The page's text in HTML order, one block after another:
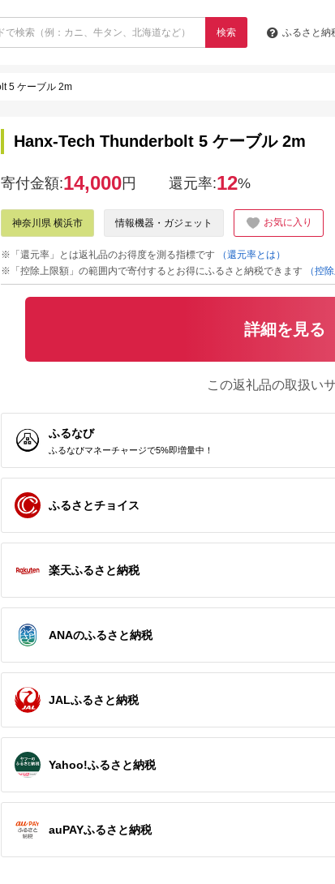
検索 ふるさと納
5 ケーブル 2m
典：ふるさとチョイ
トフィードシュレ
ーマイクロカット
100M
5.0
出典：ふるなび
【数量限定】再生スマ
（キャリア付：au※
Synthesizer V 2 AI
CIO
Hanx-Tech Thunderbolt 5 ケーブル 2m
寄付金額:14,000円 還元率:12%
神奈川県 横浜市 情報機器・ガジェット お気に入り
※「還元率」とは返礼品のお得度を測る指標です
（還元率とは）
※「控除上限額」の範囲内で寄付するとお得にふるさと納税できます
（控
詳細を見る
この返礼品の取扱い
ふるなび
ふるなびマネーチャージで5%即増量中！
ふるさとチョイス
楽天ふるさと納税
ANAのふるさと納税
JALふるさと納税
Yahoo!ふるさと納税
auPAYふるさと納税